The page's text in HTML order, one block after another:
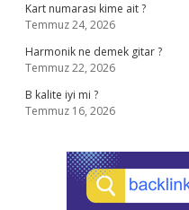
Kart numarası kime ait ?
Temmuz 24, 2026
Harmonik ne demek gitar ?
Temmuz 22, 2026
B kalite iyi mi ?
Temmuz 16, 2026